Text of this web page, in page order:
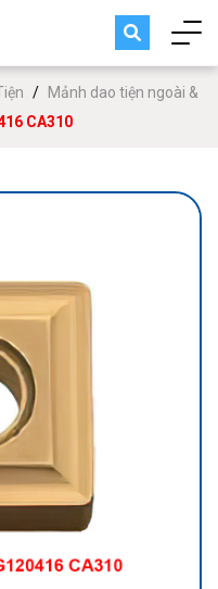
Mảnh dao tiện ngoài &
CA310